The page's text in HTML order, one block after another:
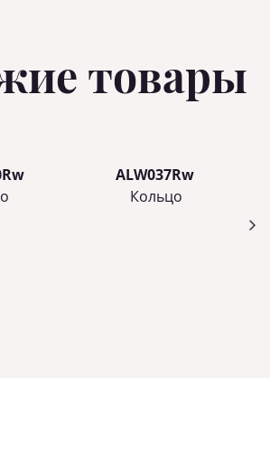
товары
ALW037Rw
Кольцo